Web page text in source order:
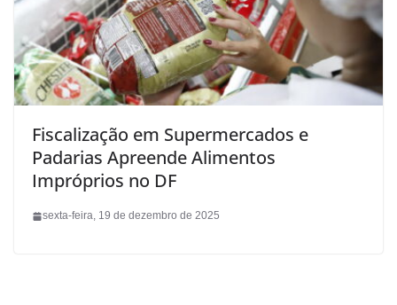
Fiscalização em Supermercados e
Padarias Apreende Alimentos
Impróprios no DF
sexta-feira, 19 de dezembro de 2025